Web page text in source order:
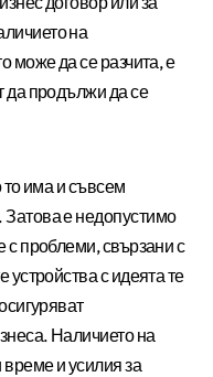
на
може да се разчита, е
да продължи да се
то има и съвсем
е недопустимо
с проблеми, свързани с
устройства с идеята те
Наличието на
време и усилия за